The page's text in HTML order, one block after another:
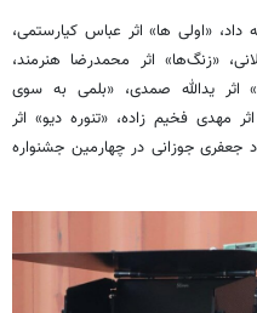
داد، «اولی ها» اثر عباس کیارستمی،
«زنگ‌ها» اثر محمدرضا هنرمند،
اثر یدالله صمدی، «بلمی به سوی
مهدی فخیم زاده، «تنوره دیو» اثر
جعفری جوزانی در چهارمین جشنواره